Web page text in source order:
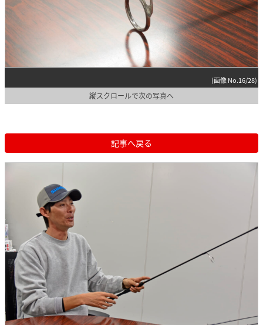
(画像 No.16/28)
縦スクロールで次の写真へ
記事へ戻る